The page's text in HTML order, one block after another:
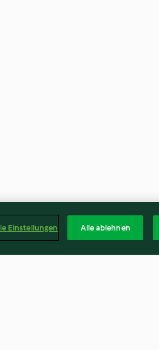
Einstellungen Alle ablehnen